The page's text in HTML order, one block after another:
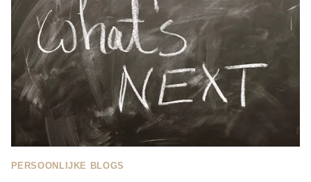
PERSOONLIJKE BLOGS